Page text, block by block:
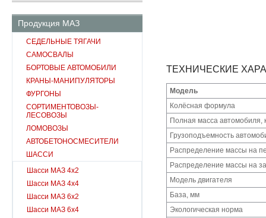
Продукция МАЗ
СЕДЕЛЬНЫЕ ТЯГАЧИ
САМОСВАЛЫ
БОРТОВЫЕ АВТОМОБИЛИ
КРАНЫ-МАНИПУЛЯТОРЫ
ФУРГОНЫ
СОРТИМЕНТОВОЗЫ-
ЛЕСОВОЗЫ
ЛОМОВОЗЫ
АВТОБЕТОНОСМЕСИТЕЛИ
ШАССИ
Шасси МАЗ 4х2
Шасси МАЗ 4х4
Шасси МАЗ 6х2
Шасси МАЗ 6х4
ТЕХНИЧЕСКИЕ
Модель
Колёсная формула
Полная масса автомобиля,
Грузоподъемность
Распределение массы на
Распределение массы на
Модель двигателя
База, мм
Экологическая норма